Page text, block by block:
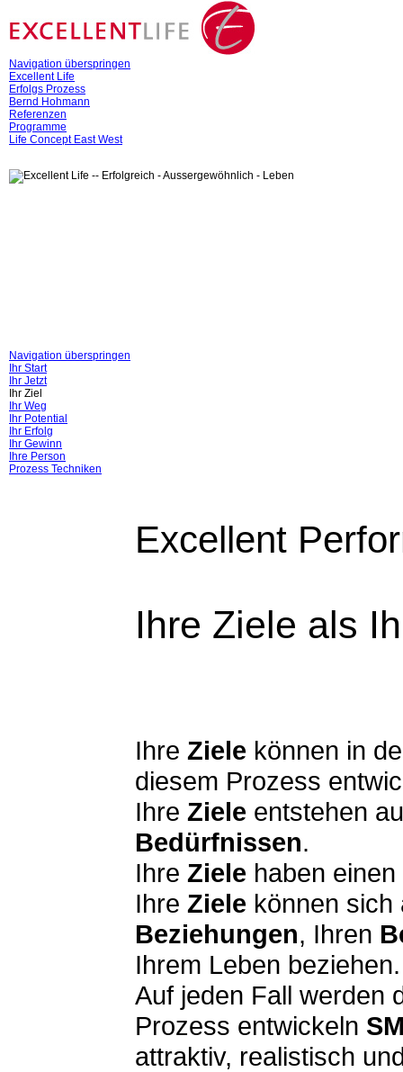
Navigation überspringen
Excellent Life
Erfolgs Prozess
Bernd Hohmann
Referenzen
Programme
Life Concept East West
Navigation überspringen
Ihr Start
Ihr Jetzt
Ihr Ziel
Ihr Weg
Ihr Potential
Ihr Erfolg
Ihr Gewinn
Ihre Person
Prozess Techniken
Excellent
Ihre Ziele als
Ihre Ziele können in
diesem Prozess
Ihre Ziele entstehen
Bedürfnissen.
Ihre Ziele haben einen
Ihre Ziele können
Beziehungen, Ihren
Ihrem Leben beziehen.
Auf jeden Fall werden
Prozess entwickeln
attraktiv, realistisch